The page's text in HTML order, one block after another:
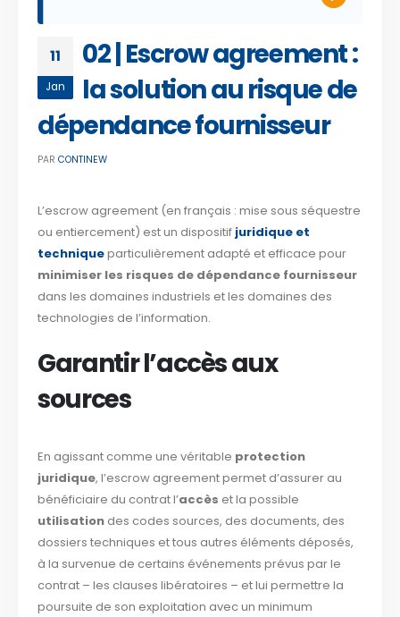
11
Jan
02 | Escrow agreement :
la solution au risque de
dépendance fournisseur
PAR CONTINEW
L’escrow agreement (en français : mise sous séquestre
ou entiercement) est un dispositif juridique et
techniqueparticulièrement adapté et efficace pour
minimiser les risques de dépendance fournisseur
dans les domaines industriels et les domaines des
technologies de l’information.
Garantir l’accès aux
sources
En agissant comme une véritable protection
juridique, l’escrow agreement permet d’assurer au
bénéficiaire du contrat l’accès et la possible
utilisation des codes sources, des documents, des
dossiers techniques et tous autres éléments déposés,
à la survenue de certains événements prévus par le
contrat – les clauses libératoires – et lui permettre la
poursuite de son exploitation avec un minimum